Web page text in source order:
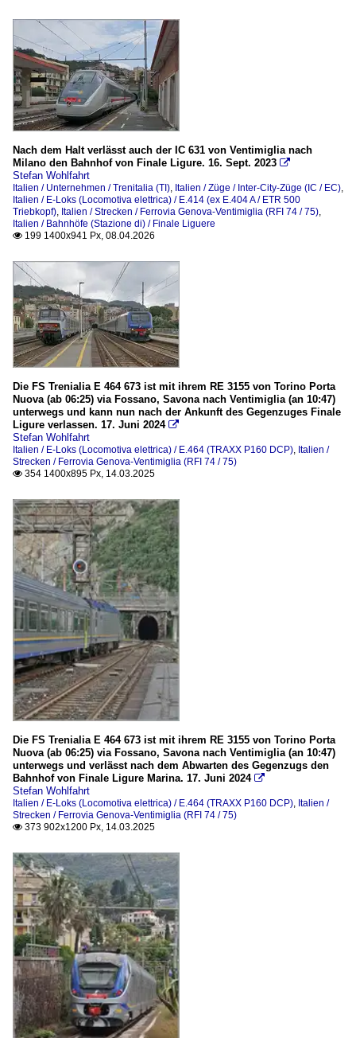
Nach dem Halt verlässt auch der IC 631 von Ventimiglia nach
Milano den Bahnhof von Finale Ligure. 16. Sept. 2023 
Stefan Wohlfahrt
Italien / Unternehmen / Trenitalia (TI), Italien / Züge / Inter-City-Züge (IC / EC),
Italien / E-Loks (Locomotiva elettrica) / E.414 (ex E.404 A / ETR 500
Triebkopf), Italien / Strecken / Ferrovia Genova-Ventimiglia (RFI 74 / 75),
Italien / Bahnhöfe (Stazione di) / Finale Liguere
 199 1400x941 Px, 08.04.2026
Die FS Trenialia E 464 673 ist mit ihrem RE 3155 von Torino Porta
Nuova (ab 06:25) via Fossano, Savona nach Ventimiglia (an 10:47)
unterwegs und kann nun nach der Ankunft des Gegenzuges Finale
Ligure verlassen. 17. Juni 2024 
Stefan Wohlfahrt
Italien / E-Loks (Locomotiva elettrica) / E.464 (TRAXX P160 DCP), Italien /
Strecken / Ferrovia Genova-Ventimiglia (RFI 74 / 75)
 354 1400x895 Px, 14.03.2025
Die FS Trenialia E 464 673 ist mit ihrem RE 3155 von Torino Porta
Nuova (ab 06:25) via Fossano, Savona nach Ventimiglia (an 10:47)
unterwegs und verlässt nach dem Abwarten des Gegenzugs den
Bahnhof von Finale Ligure Marina. 17. Juni 2024 
Stefan Wohlfahrt
Italien / E-Loks (Locomotiva elettrica) / E.464 (TRAXX P160 DCP), Italien /
Strecken / Ferrovia Genova-Ventimiglia (RFI 74 / 75)
 373 902x1200 Px, 14.03.2025